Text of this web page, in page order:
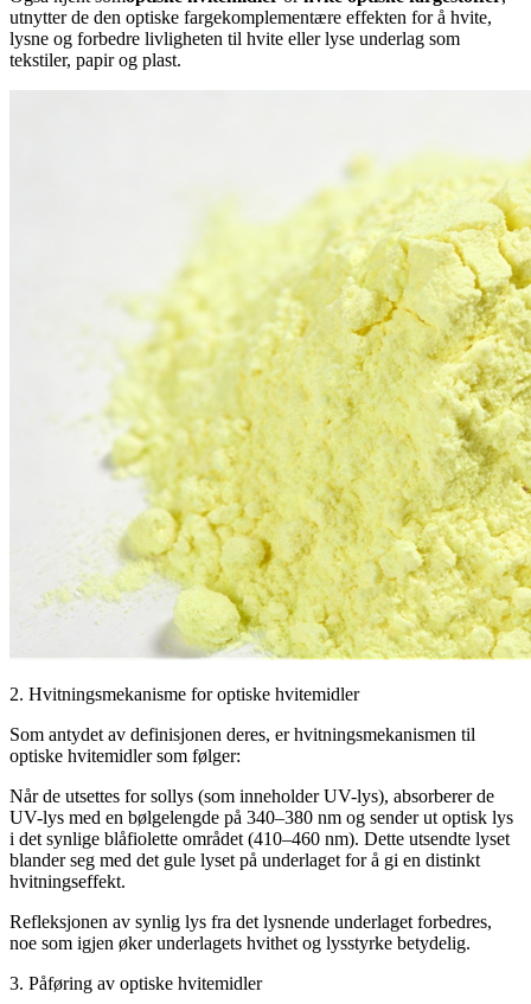
utnytter de den optiske fargekomplementære effekten for å hvite,
lysne og forbedre livligheten til hvite eller lyse underlag som
tekstiler, papir og plast.
2. Hvitningsmekanisme for optiske hvitemidler
Som antydet av definisjonen deres, er hvitningsmekanismen til
optiske hvitemidler som følger:
Når de utsettes for sollys (som inneholder UV-lys), absorberer de
UV-lys med en bølgelengde på 340–380 nm og sender ut optisk lys
i det synlige blåfiolette området (410–460 nm). Dette utsendte lyset
blander seg med det gule lyset på underlaget for å gi en distinkt
hvitningseffekt.
Refleksjonen av synlig lys fra det lysnende underlaget forbedres,
noe som igjen øker underlagets hvithet og lysstyrke betydelig.
3. Påføring av optiske hvitemidler